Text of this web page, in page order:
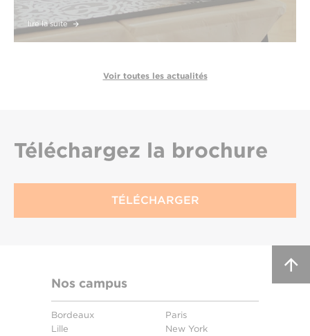
lire la suite
Voir toutes les actualités
Téléchargez la brochure
TÉLÉCHARGER
Nos campus
Bordeaux
Lille
Paris
New York